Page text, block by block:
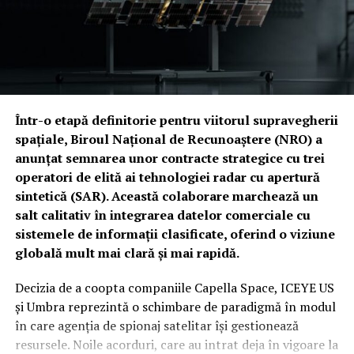
supraviețuirea financiară, proiectul îngheață bugetul
Pentagonului la nivelul anului fiscal 2026 și, mai grav,
Această „paralizie” temporară lovește direct în
prioritățile Casei Albe. Congresul a ignorat, până în
acest moment, solicitările pentru excepții bugetare
majore. Printre victimele colaterale ale acestui blocaj se
numără finanțarea de un miliard de dolari pentru
cuirasatul din clasa „Trump” și autorizarea plăților
pentru cinci contracte multianuale de achiziție de
muniție, esențiale în actualul context global.
Spectrul „Shutdown-ului”: Miza electorală a unui
blocaj administrativ
Miza acestei dispute depășește sfera administrativă,
intrând adânc în teritoriul strategiei electorale. Un
blocaj guvernamental chiar înainte de alegeri ar putea
Într-o etapă definitorie pentru viitorul supravegherii
spațiale, Biroul Național de Recunoaștere (NRO) a
anunțat semnarea unor contracte strategice cu trei
operatori de elită ai tehnologiei radar cu apertură
sintetică (SAR). Această colaborare marchează un
salt calitativ în integrarea datelor comerciale cu
sistemele de informații clasificate, oferind o viziune
globală mult mai clară și mai rapidă.
Decizia de a coopta companiile Capella Space, ICEYE US
și Umbra reprezintă o schimbare de paradigmă în modul
în care agenția de spionaj satelitar își gestionează
resursele. Noile acorduri, care au intrat deja în vigoare la